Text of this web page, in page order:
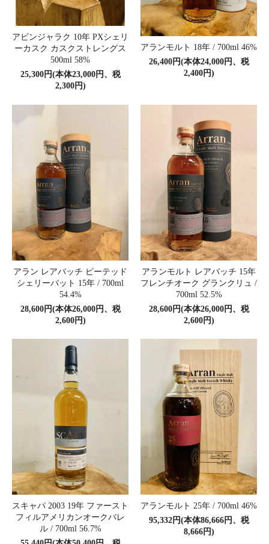
アビンジャラク 10年 PXシェリ
ーカスク カスクストレングス
500ml 58%
25,300円(本体23,000円、税
2,300円)
アランモルト 18年 / 700ml 46%
26,400円(本体24,000円、税
2,400円)
アラン レアバッチ ピーテッド
シェリーバット 15年 / 700ml
54.4%
28,600円(本体26,000円、税
2,600円)
アランモルト レアバッチ 15年
フレンチオーク グランクリュ /
700ml 52.5%
28,600円(本体26,000円、税
2,600円)
スキャパ 2003 19年 ファースト
フィルアメリカンオークバレ
ル / 700ml 56.7%
アランモルト 25年 / 700ml 46%
95,332円(本体86,666円、税
8,666円)